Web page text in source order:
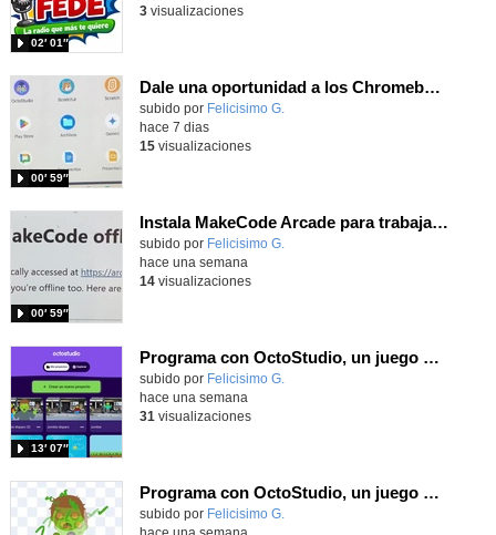
02′ 01″
3visualizaciones
Dale una oportunidad a los Chromebooks y utiliza un proyector para realizar talleres si no tienes pantallas táctiles
Contenido educativo.
subido por Felicisimo G.
00′ 59″
hace 7 dias
15visualizaciones
Instala MakeCode Arcade para trabajar offline en tu tablet, ordenador, Chromebook
Contenido educativo.
subido por Felicisimo G.
00′ 59″
hace una semana
14visualizaciones
Programa con OctoStudio, un juego de disparos contra Zombies con un cargador basado en el House of the dead
Contenido educativo.
subido por Felicisimo G.
13′ 07″
hace una semana
31 visualizaciones
Programa con OctoStudio, un juego homenajeando al House of the dead con Zombies
Contenido educativo.
subido por Felicisimo G.